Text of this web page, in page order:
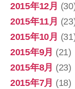
2015年12月
2015年11月
2015年10月
2015年9月 (21)
2015年8月 (23)
2015年7月 (18)